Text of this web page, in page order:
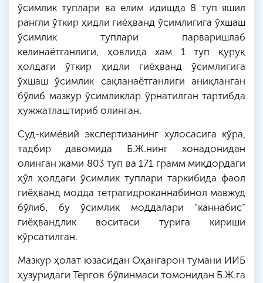
ўсимлик туплари ва елим идишда 8 туп яшил
рангли ўткир ҳидли гиёҳванд ўсимлигига ўхшаш
ўсимлик туплари парваришлаб
келинаётганлиги, ҳовлида хам 1 туп қуруқ
ҳолдаги ўткир ҳидли гиёҳванд ўсимлигига
ўхшаш ўсимлик сақланаётганлиги аниқланган
бўлиб мазкур ўсимликлар ўрнатилган тартибда
ҳужжатлаштириб олинган.
Суд-кимёвий экспертизанинг хулосасига кўра,
тадбир давомида Б.Ж.нингхонадонидан
олинган жами 803 туп ва 171 грамм миқдордаги
ҳўл ҳолдаги ўсимлик туплари таркибида фаол
гиёҳванд модда тетрагидроканнабинол мавжуд
бўлиб, бу ўсимлик моддалари “каннабис”
гиёҳвандлик воситаси турига кириши
кўрсатилган.
Мазкур ҳолат юзасидан Оҳангарон тумани ИИБ
ҳузуридаги Тергов бўлинмаси томонидан Б.Ж.га